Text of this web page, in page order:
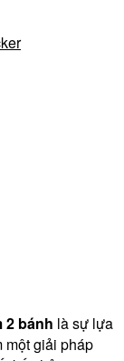
2 bánh là sự lựa
một giải pháp